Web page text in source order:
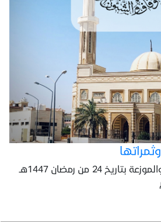
خطبة الجمعة المذاعة والموزعة بتاريخ 24 من رمضان 1447هـ